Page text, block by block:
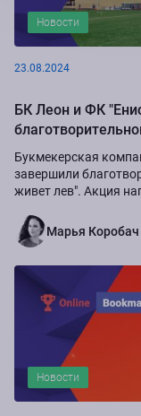
Новости
23.08.2024
БК Леон и ФК
Букмекерская
завершили
живет лев". Акция
Марья Коробач
Новости